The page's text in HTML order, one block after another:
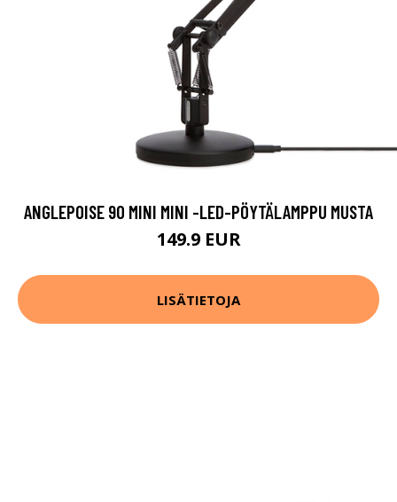
ANGLEPOISE 90 MINI MINI -LED-PÖYTÄLAMPPU MUSTA
149.9 EUR
LISÄTIETOJA